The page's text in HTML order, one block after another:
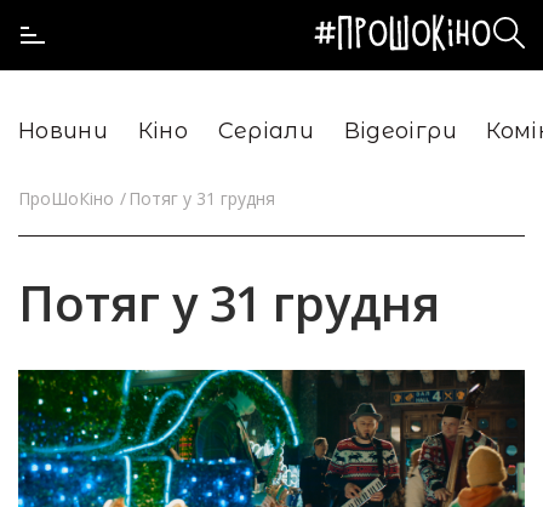
Новини Кіно Серіали Відеоігри
ПроШоКіно Потяг у 31 грудня
Потяг у 31 грудня